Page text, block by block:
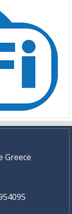
Greece